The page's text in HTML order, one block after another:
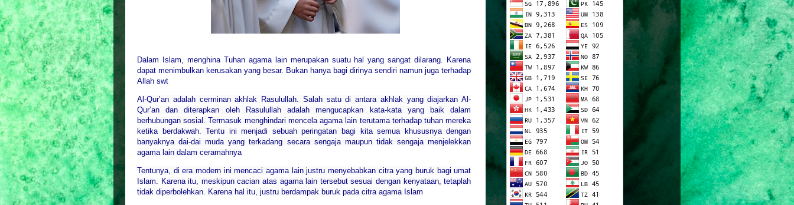
Dalam Islam, menghina Tuhan agama lain merupakan suatu hal yang sangat dilarang. Karena
dapat menimbulkan kerusakan yang besar. Bukan hanya bagi dirinya sendiri namun juga terhadap
Allah swt
Al-Qur’an adalah cerminan akhlak Rasulullah. Salah satu di antara akhlak yang diajarkan Al-
Qur’an dan diterapkan oleh Rasulullah adalah mengucapkan kata-kata yang baik dalam
berhubungan sosial. Termasuk menghindari mencela agama lain terutama terhadap tuhan mereka
ketika berdakwah. Tentu ini menjadi sebuah peringatan bagi kita semua khususnya dengan
banyaknya dai-dai muda yang terkadang secara sengaja maupun tidak sengaja menjelekkan
agama lain dalam ceramahnya
Tentunya, di era modern ini mencaci agama lain justru menyebabkan citra yang buruk bagi umat
Islam. Karena itu, meskipun cacian atas agama lain tersebut sesuai dengan kenyataan, tetaplah
tidak diperbolehkan. Karena hal itu, justru berdampak buruk pada citra agama Islam